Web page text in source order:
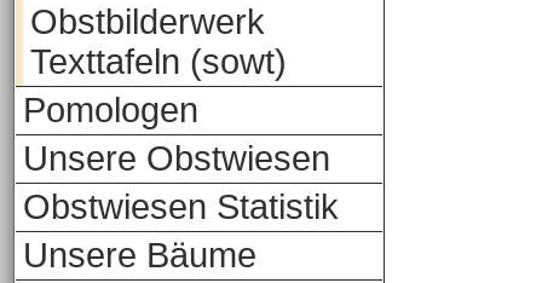
Obstbilderwerk
Texttafeln (sowt)
Pomologen
Unsere Obstwiesen
Obstwiesen Statistik
Unsere Bäume